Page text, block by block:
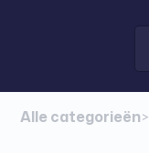
Alle categorieën​>​